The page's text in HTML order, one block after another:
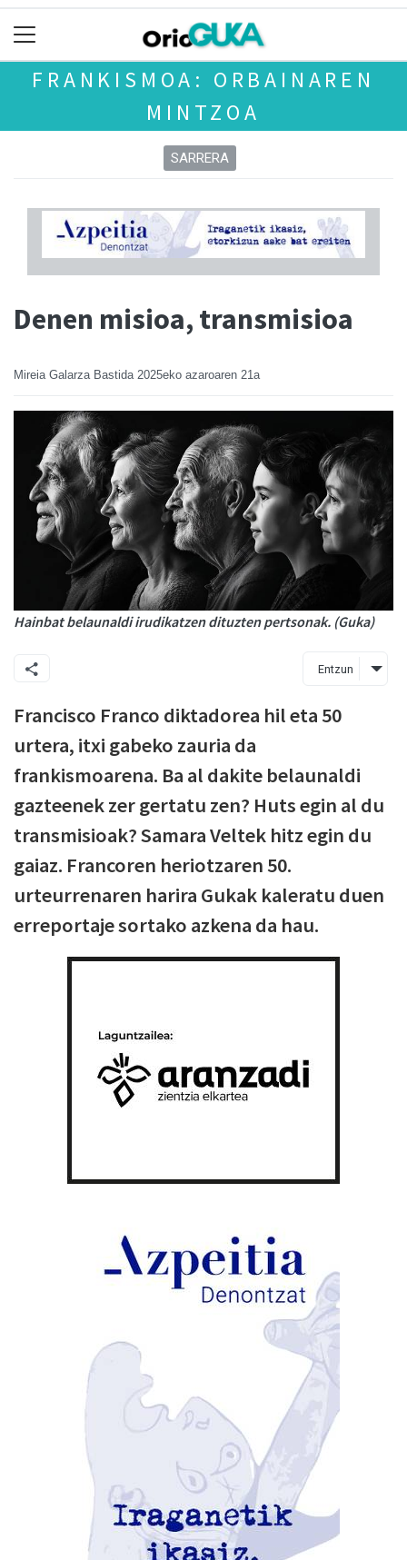
FRANKISMOA: ORBAINAREN
MINTZOA
SARRERA
Denen misioa, transmisioa
Mireia Galarza Bastida 2025eko azaroaren 21a
Hainbat belaunaldi irudikatzen dituzten pertsonak. (Guka)
Entzun
Francisco Franco diktadorea hil eta 50
urtera, itxi gabeko zauria da
frankismoarena. Ba al dakite belaunaldi
gazteenek zer gertatu zen? Huts egin al du
transmisioak? Samara Veltek hitz egin du
gaiaz. Francoren heriotzaren 50.
urteurrenaren harira Gukak kaleratu duen
erreportaje sortako azkena da hau.